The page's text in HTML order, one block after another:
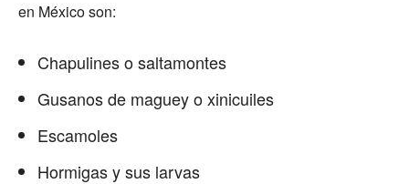
en México son:
Chapulines o saltamontes
Gusanos de maguey o xinicuiles
Escamoles
Hormigas y sus larvas